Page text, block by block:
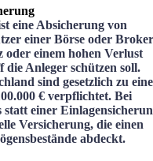
eine Absicherung von
einer Börse oder
oder einem hohen Verlust
Anleger schützen soll.
sind gesetzlich zu
€ verpflichtet. Bei
einer
Versicherung, die einen
abdeckt.